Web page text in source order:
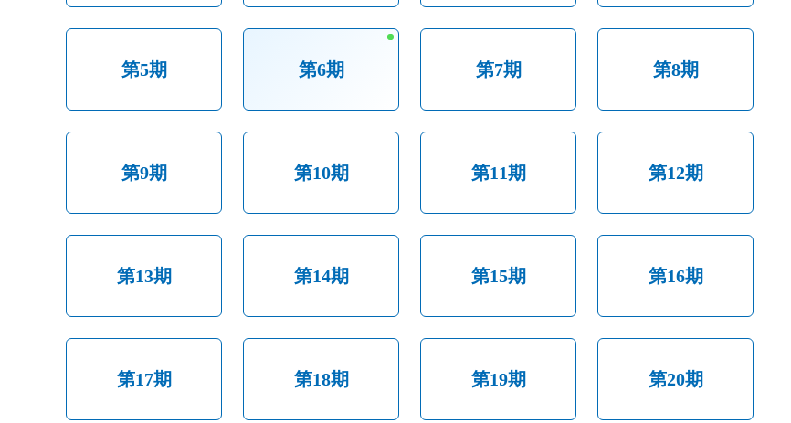
第5期 第6期 第7期 第8期
第9期 第10期 第11期 第12期
第13期 第14期 第15期 第16期
第17期 第18期 第19期 第20期